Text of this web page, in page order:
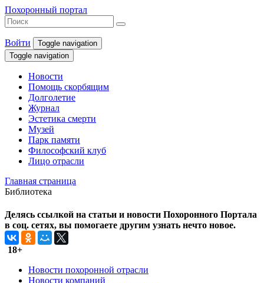
Похоронный портал
Войти
Toggle navigation
Toggle navigation
Новости
Помощь скорбящим
Долголетие
Журнал
Эстетика смерти
Музей
Парк памяти
Философский клуб
Лицо отрасли
Главная страница
Библиотека
Делясь ссылкой на статьи и новости Похоронного Портала
в соц. сетях, вы помогаете другим узнать нечто новое.
18+
Новости похоронной отрасли
Новости компаний